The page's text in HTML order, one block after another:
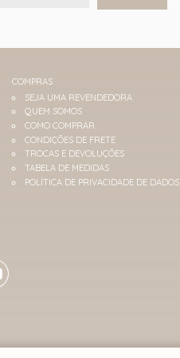
COMPRAS
SEJA UMA REVENDEDORA
QUEM SOMOS
COMO COMPRAR
CONDIÇÕES DE FRETE
TROCAS E DEVOLUÇÕES
TABELA DE MEDIDAS
POLÍTICA DE PRIVACIDADE DE DADOS